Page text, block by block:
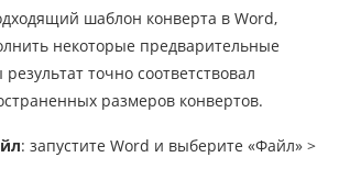
шаблон конверта в Word,
некоторые предварительные
точно соответствовал
размеров конвертов.
: запустите Word и выберите «Файл» >